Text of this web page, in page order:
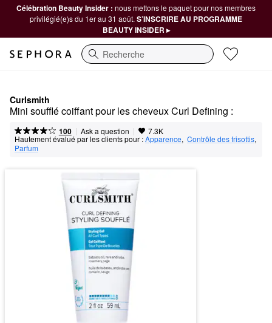
Célébration Beauty Insider : nous mettons le paquet pour nos membres
privilégié(e)s du 1er au 31 août. S’INSCRIRE AU PROGRAMME
BEAUTY INSIDER ▸
Recherche
Curlsmith
Mini soufflé coiffant pour les cheveux Curl Defining :
100 | Ask a question | 7.3K
Hautement évalué par les clients pour :Apparence, Contrôle des frisottis
Parfum